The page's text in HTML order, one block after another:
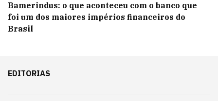
Bamerindus: o que aconteceu com o banco que
foi um dos maiores impérios financeiros do
Brasil
EDITORIAS